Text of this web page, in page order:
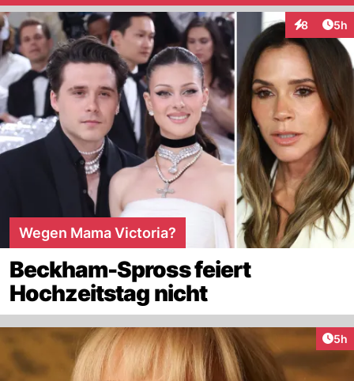
8 5h
Wegen Mama Victoria?
Beckham-Spross feiert
Hochzeitstag nicht
5h